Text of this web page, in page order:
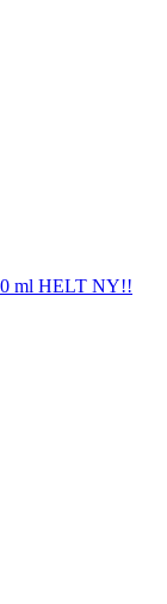
ml HELT NY!!